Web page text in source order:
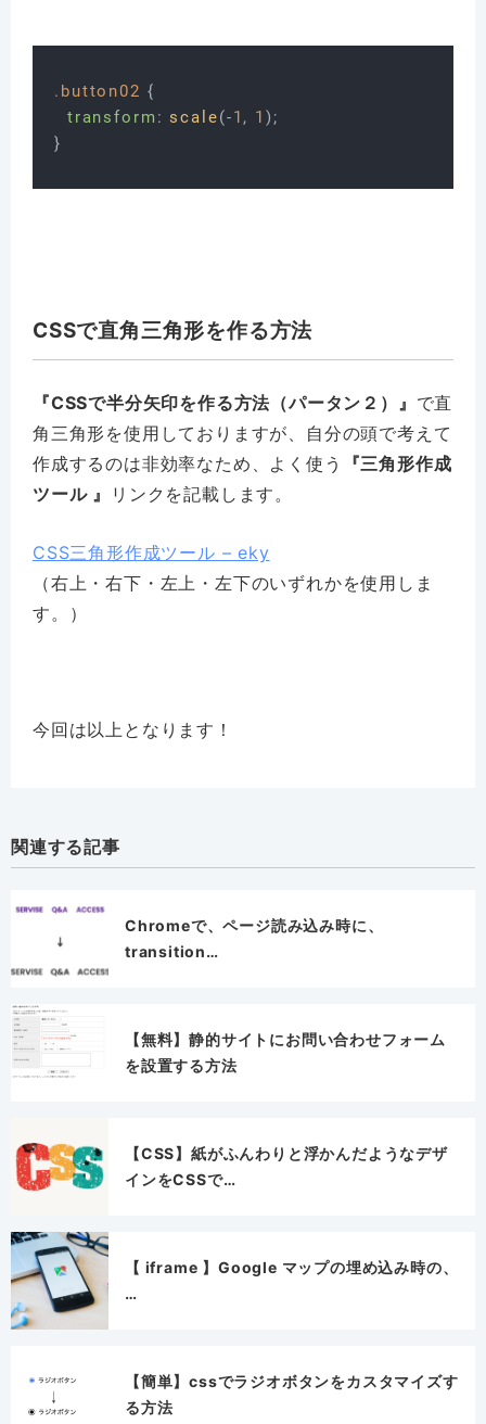
.button02 {
transform : scale(-1 , 1 );
CSSで直角三角形を作る方法
『CSSで半分矢印を作る方法（パータン２）』 で直
角三角形を使用しておりますが、自分の頭で考えて
作成するのは非効率なため、よく使う
『三角形作成
ツール 』
リンクを記載します。
CSS三角形作成ツール – eky
（右上・右下・左上・左下のいずれかを使用しま
す。）
今回は以上となります！
関連する記事
Chromeで、ページ読み込み時に、
transition…
【無料】静的サイトにお問い合わせフォーム
を設置する方法
【CSS】紙がふんわりと浮かんだようなデザ
インをCSSで…
【 iframe 】Google マップの埋め込み時の、
…
【簡単】cssでラジオボタンをカスタマイズす
る方法